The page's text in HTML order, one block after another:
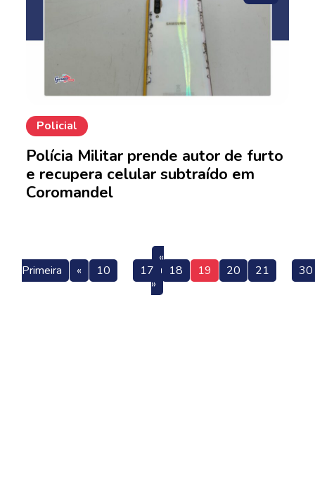
Policial
Polícia Militar prende autor de furto
e recupera celular subtraído em
Coromandel
«
Primeira
« 10 17 18 19 20 21
30
»